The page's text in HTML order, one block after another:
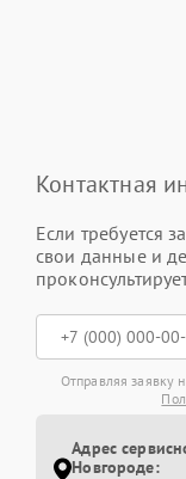
Контактная
Если требуется
свои данные и
Отправляя заявку
Адрес
Новгороде: